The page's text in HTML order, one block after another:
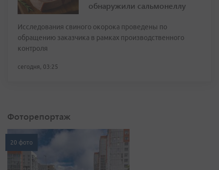
обнаружили сальмонеллу
Исследования свиного окорока проведены по
обращению заказчика в рамках производственного
контроля
сегодня, 03:25
Фоторепортаж
20 фото